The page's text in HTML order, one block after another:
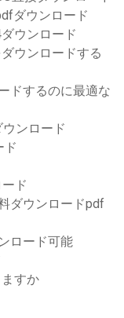
ダウンロード
ウンロード
ウンロードする
ドするのに最適な
ンロード
ド
ド
ダウンロードpdf
ロード可能
すか